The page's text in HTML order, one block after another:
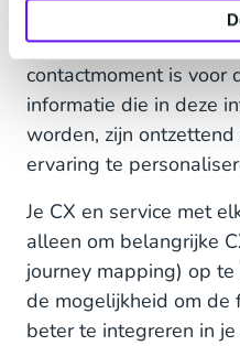
en je klanten
garanderen we je dat
contactmoment is voor
informatie die in deze
worden, zijn
ervaring te
Je CX en service met
alleen om belangrijke
journey mapping) op
de mogelijkheid om de
beter te integreren in